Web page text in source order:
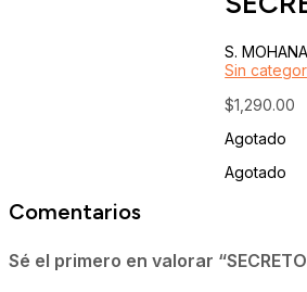
S.
Sin
$1,290.00
Agotado
Agotado
Comentarios
Sé el primero en valorar